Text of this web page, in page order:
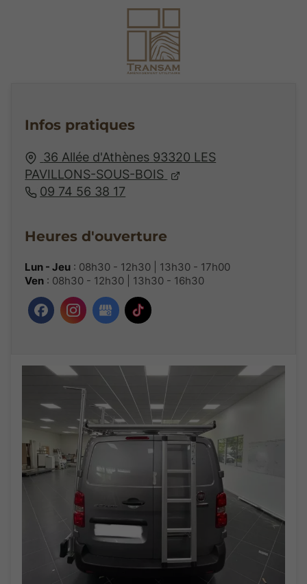
Infos pratiques
36 Allée d'Athènes 93320 LES
PAVILLONS-SOUS-BOIS
09 74 56 38 17
Heures d'ouverture
Lun - Jeu : 08h30 - 12h30 | 13h30 - 17h00
Ven : 08h30 - 12h30 | 13h30 - 16h30